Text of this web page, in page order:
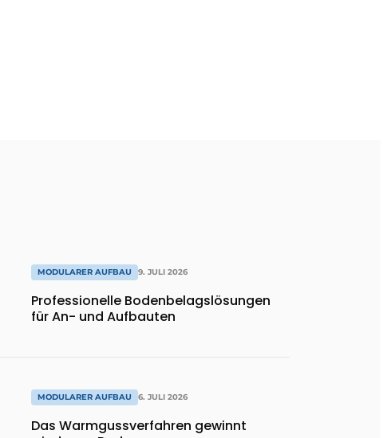
MODULARER AUFBAU 9. JULI 2026
Professionelle Bodenbelagslösungen
für An- und Aufbauten
MODULARER AUFBAU 6. JULI 2026
Das Warmgussverfahren gewinnt